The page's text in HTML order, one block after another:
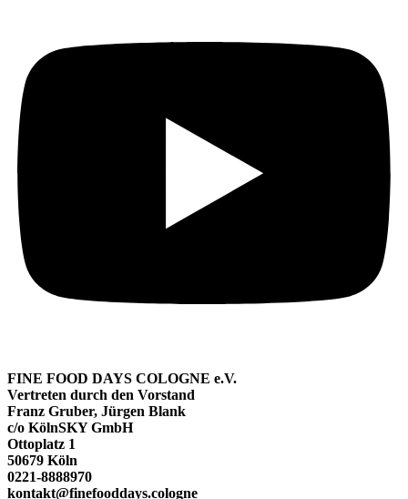
FINE FOOD DAYS COLOGNE e.V.
Vertreten durch den Vorstand
Franz Gruber, Jürgen Blank
c/o KölnSKY GmbH
Ottoplatz 1
50679 Köln
0221-8888970
kontakt@finefooddays.cologne